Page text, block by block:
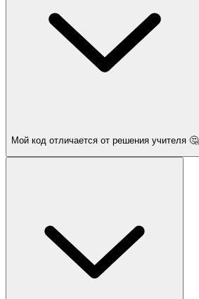
Мой код отличается от решения учителя 🤔